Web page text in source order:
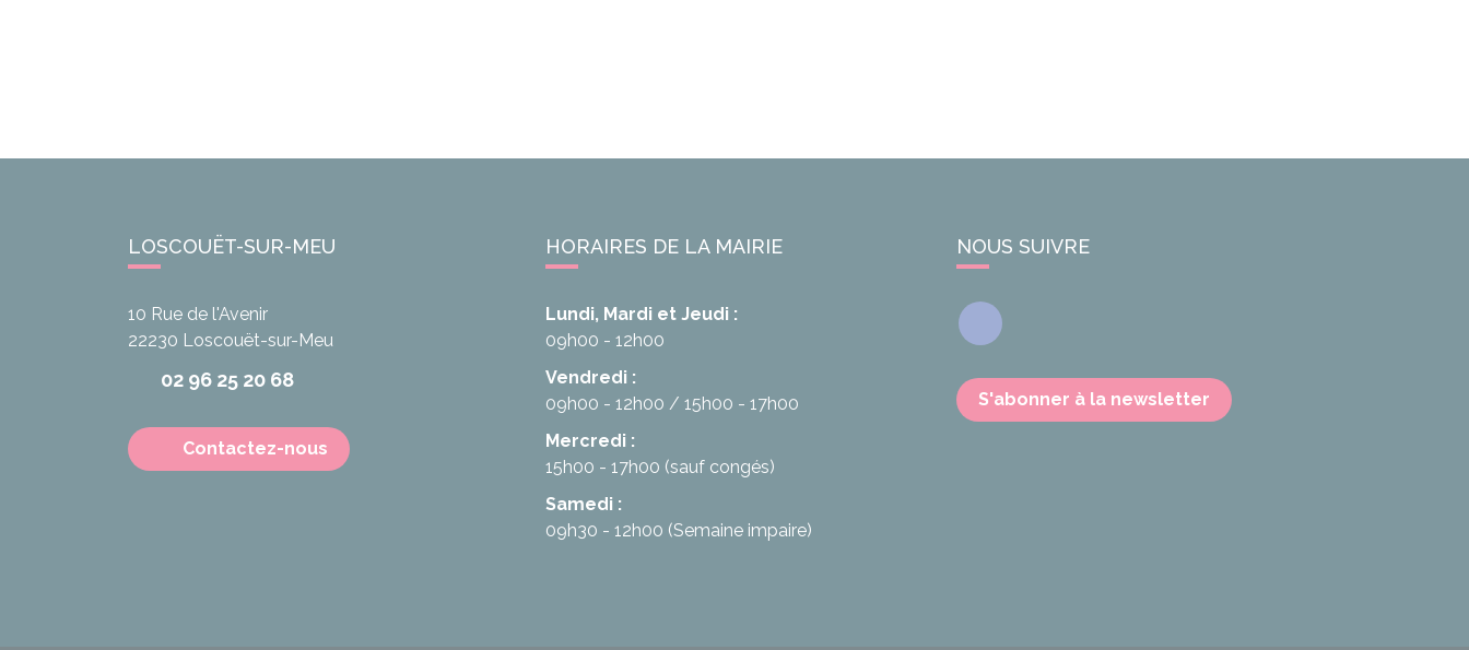
LOSCOUËT-SUR-MEU
10 Rue de l'Avenir
22230 Loscouët-sur-Meu
02 96 25 20 68
Contactez-nous
HORAIRES DE LA MAIRIE
Lundi, Mardi et Jeudi :
09h00 - 12h00
Vendredi :
09h00 - 12h00
15h00 - 17h00
Mercredi :
15h00 - 17h00 (sauf congés)
Samedi :
09h30 - 12h00 (Semaine impaire)
NOUS SUIVRE
Facebook
S'abonner à la newsletter